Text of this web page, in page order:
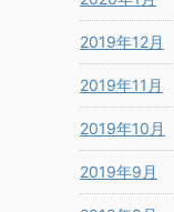
2019年12月
2019年11月
2019年10月
2019年9月